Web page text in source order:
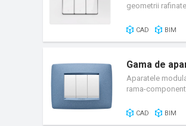
geometrii
materiale
de dispozitive
moderne.
CAD BIM
Gama de
Aparatele
rama-
conform
CAD BIM